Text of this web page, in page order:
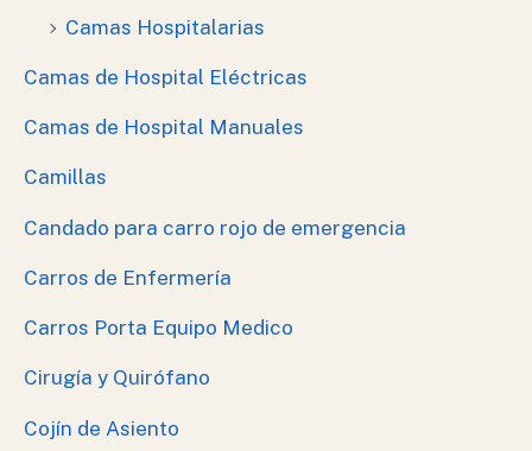
Camas Hospitalarias
Camas de Hospital Eléctricas
Camas de Hospital Manuales
Camillas
Candado para carro rojo de emergencia
Carros de Enfermería
Carros Porta Equipo Medico
Cirugía y Quirófano
Cojín de Asiento